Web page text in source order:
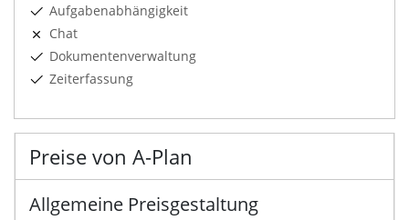
Aufgabenabhängigkeit
Chat
Dokumentenverwaltung
Zeiterfassung
Preise von A-Plan
Allgemeine Preisgestaltung